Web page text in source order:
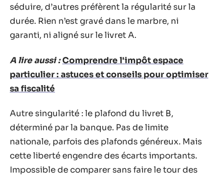
séduire, d’autres préfèrent la régularité sur la
durée. Rien n’est gravé dans le marbre, ni
garanti, ni aligné sur le livret A.
A lire aussi :Comprendre l'impôt espace
particulier : astuces et conseils pour optimiser
sa fiscalité
Autre singularité : le plafond du livret B,
déterminé par la banque. Pas de limite
nationale, parfois des plafonds généreux. Mais
cette liberté engendre des écarts importants.
Impossible de comparer sans faire le tour des